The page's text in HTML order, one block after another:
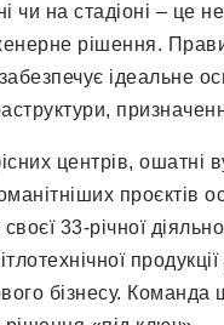
чи на стадіоні – це
рішення.
ідеальне
центрів, ошатні
проєктів
33-річної
бізнесу. Команда